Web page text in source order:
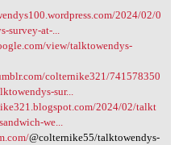
2024/02/0
survey-at-...
view/talktowendys-
colternike321/741578350
sur...
2024/02/talkt
we...
@colternike55/talktowendys-